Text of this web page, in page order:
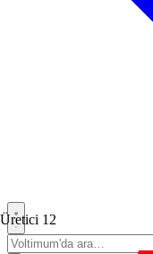
Üretici 12